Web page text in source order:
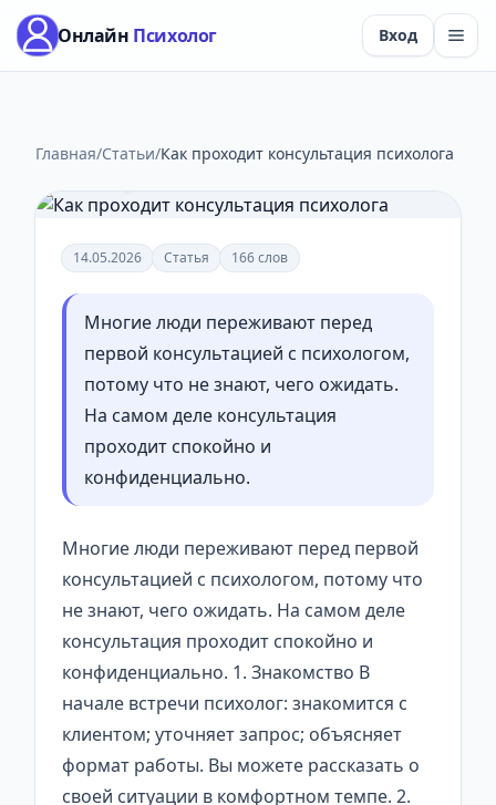
Онлайн Психолог Вход
Главная/Статьи/Как проходит консультация психолога
консультация психолога
14.05.2026 Статья 166 слов
Многие люди переживают перед
первой консультацией с психологом,
потому что не знают, чего ожидать.
На самом деле консультация
проходит спокойно и
конфиденциально.
Многие люди переживают перед первой
консультацией с психологом, потому что
не знают, чего ожидать. На самом деле
консультация проходит спокойно и
конфиденциально. 1. Знакомство В
начале встречи психолог: знакомится с
клиентом; уточняет запрос; объясняет
формат работы. Вы можете рассказать о
своей ситуации в комфортном темпе. 2.